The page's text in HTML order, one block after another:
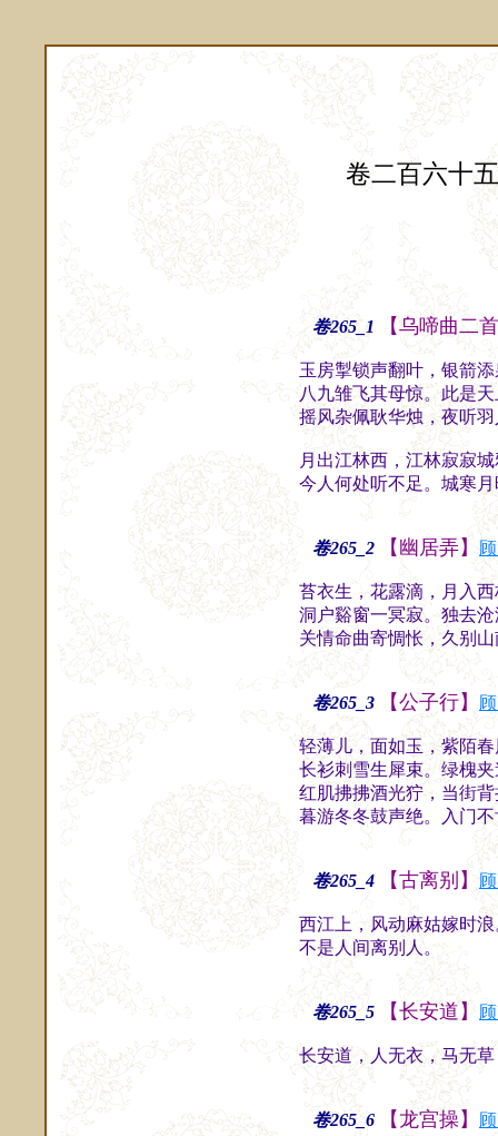
卷二百六十五
卷265_1 【乌啼曲二
玉房掣锁声翻叶，银箭
八九雏飞其母惊。此是
摇风杂佩耿华烛，夜听
月出江林西，江林寂寂
今人何处听不足。城寒
卷265_2 【幽居弄】
苔衣生，花露滴，月入
洞户谿窗一冥寂。独去
关情命曲寄惆怅，久别
卷265_3 【公子行】
轻薄儿，面如玉，紫陌
长衫刺雪生犀束。绿槐
红肌拂拂酒光狞，当街
暮游冬冬鼓声绝。入门
卷265_4 【古离别】
西江上，风动麻姑嫁时
不是人间离别人。斋
卷265_5 【长安道】
长安道，人无衣，马无
卷265_6 【龙宫操】